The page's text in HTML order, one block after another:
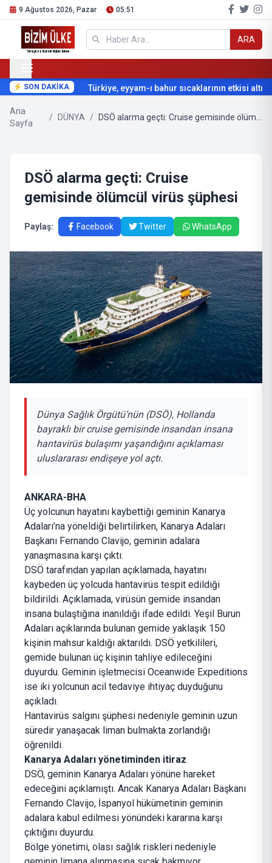
9 Ağustos 2026, Pazar 05:51
ARA
SON DAKİKA Türkiye, eyyam-ı bahur sıcaklarının etkisi
Ana
Sayfa
/ DÜNYA /
DSÖ alarma geçti: Cruise
gemisinde ölümcül virüs şüphesi
Paylaş: Facebook Twitter WhatsApp
Dünya Sağlık Örgütü’nün (DSÖ), Hollanda
bayraklı bir cruise gemisinde insandan insana
hantavirüs bulaşımı yaşandığını açıklaması
uluslararası endişeye yol açtı.
ANKARA-BHA
Üç yolcunun hayatını kaybettiği geminin Kanarya
Adaları’na yöneldiği belirtilirken, Kanarya Adaları
Başkanı Fernando Clavijo, geminin adalara
yanaşmasına karşı çıktı.
DSÖ tarafından yapılan açıklamada, hayatını
kaybeden üç yolcuda hantavirüs tespit edildiği
bildirildi. Açıklamada, virüsün gemide insandan
insana bulaştığına inanıldığı ifade edildi. Yeşil Burun
Adaları açıklarında bulunan gemide yaklaşık 150
kişinin mahsur kaldığı aktarıldı. DSÖ yetkilileri,
gemide bulunan üç kişinin tahliye edileceğini
duyurdu. Geminin işletmecisi Oceanwide Expeditions
ise iki yolcunun acil tedaviye ihtiyaç duyduğunu
açıkladı.
Hantavirüs salgını şüphesi nedeniyle geminin uzun
süredir yanaşacak liman bulmakta zorlandığı
öğrenildi.
Kanarya Adaları yönetiminden itiraz
DSÖ, geminin Kanarya Adaları yönüne hareket
edeceğini açıklamıştı. Ancak Kanarya Adaları Başkanı
Fernando Clavijo, İspanyol hükümetinin geminin
adalara kabul edilmesi yönündeki kararına karşı
çıktığını duyurdu.
Bölge yönetimi, olası sağlık riskleri nedeniyle